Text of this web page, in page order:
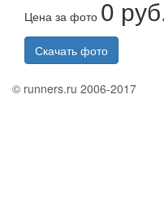
Цена за фото 0
Скачать фото
© runners.ru 2006-2017